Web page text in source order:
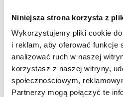
Niniejsza strona korzysta z
Wykorzystujemy pliki cookie
i reklam, aby oferować funkcje
analizować ruch w naszej
korzystasz z naszej witryny,
społecznościowym,
Partnerzy mogą połączyć te
WikiGamma,
Autorskie raporty, wartościowy
wiedzy.